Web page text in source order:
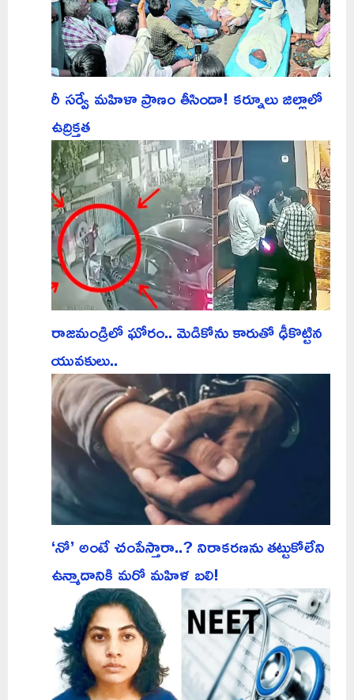
రీ సర్వే మహిళా ప్రాణం తీసిందా! కర్నూలు జిల్లాలో
ఉద్రిక్తత
రాజమండ్రిలో ఘోరం.. మెడికోను కారుతో ఢీకొట్టిన
యువకులు..
‘నో’ అంటే చంపేస్తారా..? నిరాకరణను తట్టుకోలేని
ఉన్మాదానికి మరో మహిళ బలి!